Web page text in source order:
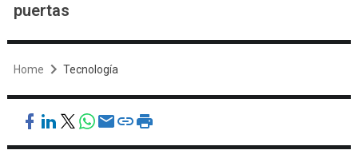
puertas
Home Tecnología